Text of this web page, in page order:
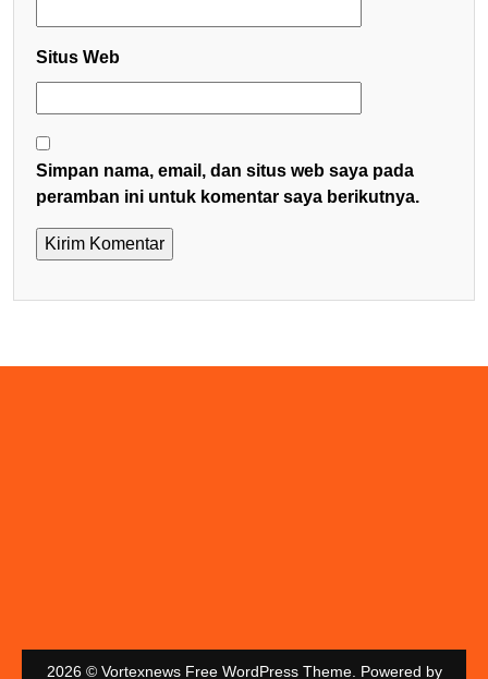
Situs Web
Simpan nama, email, dan situs web saya pada
peramban ini untuk komentar saya berikutnya.
2026 © Vortexnews Free WordPress Theme. Powered by